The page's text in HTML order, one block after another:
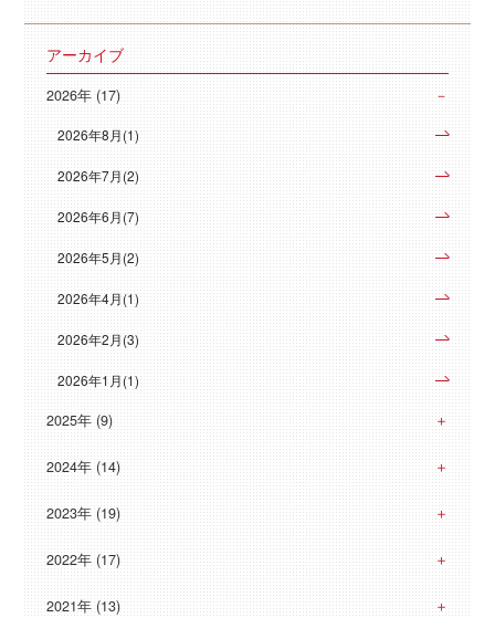
アーカイブ
2026年 (17)
2026年8月(1)
2026年7月(2)
2026年6月(7)
2026年5月(2)
2026年4月(1)
2026年2月(3)
2026年1月(1)
2025年 (9)
2024年 (14)
2023年 (19)
2022年 (17)
2021年 (13)